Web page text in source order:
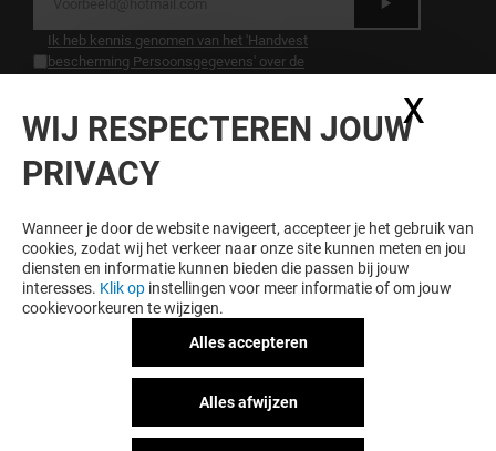
Ik heb kennis genomen van het 'Handvest
bescherming Persoonsgegevens' over de
LOYALITEIT LOONT
Word lid van Hoog Catharijne Premium en krijg
exclusieve voordelen, aanbiedingen en services bij
Algemene voorwaarden
Juridische informatie
Handvest bescherming
Huisregels
WIJ RESPECTEREN JOUW
PRIVACY
Wanneer je door de website navigeert, accepteer je het gebruik van
cookies, zodat wij het verkeer naar onze site kunnen meten en jou
diensten en informatie kunnen bieden die passen bij jouw
interesses. Klik op instellingen voor meer informatie of om jouw
cookievoorkeuren te wijzigen.
Alles accepteren
Alles afwijzen
X